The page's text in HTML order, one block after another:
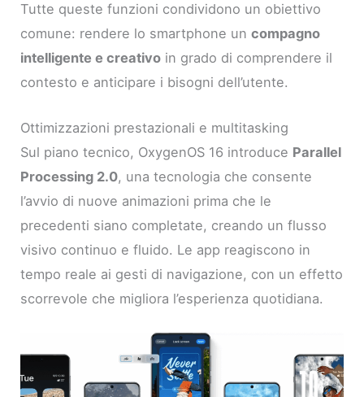
Tutte queste funzioni condividono un obiettivo
comune: rendere lo smartphone uncompagno
intelligente e creativo in grado di comprendere il
contesto e anticipare i bisogni dell’utente.
Ottimizzazioni prestazionali e multitasking
Sul piano tecnico, OxygenOS 16 introduce Parallel
Processing 2.0, una tecnologia che consente
l’avvio di nuove animazioni prima che le
precedenti siano completate, creando un flusso
visivo continuo e fluido. Le app reagiscono in
tempo reale ai gesti di navigazione, con un effetto
scorrevole che migliora l’esperienza quotidiana.